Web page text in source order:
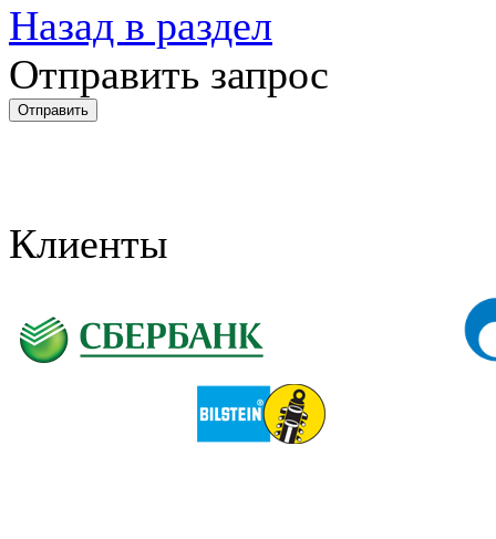
Назад в раздел
Отправить запрос
Клиенты